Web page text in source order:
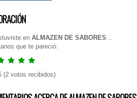
en ALMAZEN DE SABORES...
que te pareció:
(2 votos recibidos)